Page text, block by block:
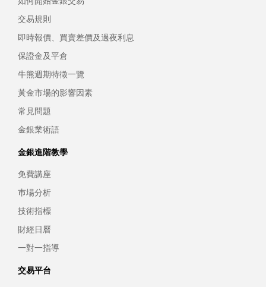
交易規則
即時報價、買賣差價及過夜利息
保證金及平倉
牛熊週期特徵一覽
黃金市場的影響因素
常見問題
金銀業術語
金銀進階教學
免費講座
巿場分析
技術指標
財經日曆
一對一指導
交易平台